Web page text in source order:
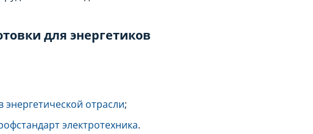
для энергетиков
отрасли;
электротехника.